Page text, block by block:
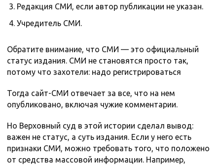
Редакция СМИ, если автор публикации не указан.
Учредитель СМИ.
Обратите внимание, что СМИ — это официальный
статус издания. СМИ не становятся просто так,
потому что захотели: надо регистрироваться
Тогда сайт-СМИ отвечает за все, что на нем
опубликовано, включая чужие комментарии.
Но Верховный суд в этой истории сделал вывод:
важен не статус, а суть издания. Если у него есть
признаки СМИ, можно требовать того, что положено
от средства массовой информации. Например,